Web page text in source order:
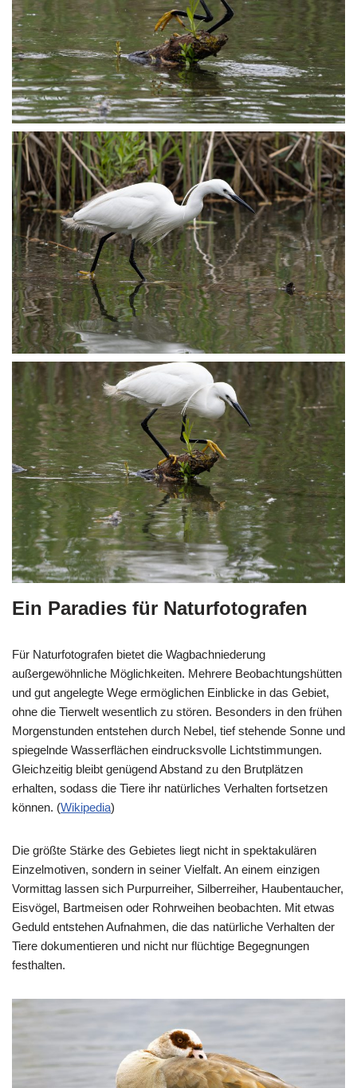
Ein Paradies für Naturfotografen
Für Naturfotografen bietet die Wagbachniederung
außergewöhnliche Möglichkeiten. Mehrere Beobachtungshütten
und gut angelegte Wege ermöglichen Einblicke in das Gebiet,
ohne die Tierwelt wesentlich zu stören. Besonders in den frühen
Morgenstunden entstehen durch Nebel, tief stehende Sonne und
spiegelnde Wasserflächen eindrucksvolle Lichtstimmungen.
Gleichzeitig bleibt genügend Abstand zu den Brutplätzen
erhalten, sodass die Tiere ihr natürliches Verhalten fortsetzen
können. (Wikipedia⁠)
Die größte Stärke des Gebietes liegt nicht in spektakulären
Einzelmotiven, sondern in seiner Vielfalt. An einem einzigen
Vormittag lassen sich Purpurreiher, Silberreiher, Haubentaucher,
Eisvögel, Bartmeisen oder Rohrweihen beobachten. Mit etwas
Geduld entstehen Aufnahmen, die das natürliche Verhalten der
Tiere dokumentieren und nicht nur flüchtige Begegnungen
festhalten.